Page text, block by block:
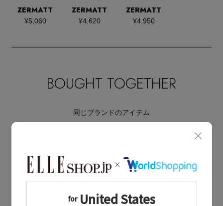
ZERMATT
¥5,060
ZERMATT
¥4,620
ZERMATT
¥4,950
BOUGHT TOGETHER
同じブランドのアイテム
ZERMATT
同じカテゴリのアイテム